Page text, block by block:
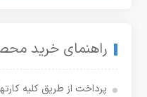
راهنمای خرید
پرداخت از طریق کلیه